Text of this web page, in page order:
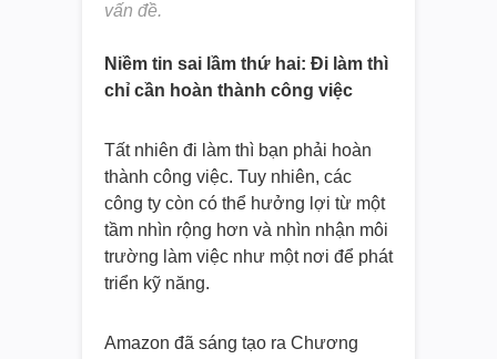
vấn đề.
Niềm tin sai lầm thứ hai: Đi làm thì
chỉ cần hoàn thành công việc
Tất nhiên đi làm thì bạn phải hoàn
thành công việc. Tuy nhiên, các
công ty còn có thể hưởng lợi từ một
tầm nhìn rộng hơn và nhìn nhận môi
trường làm việc như một nơi để phát
triển kỹ năng.
Amazon đã sáng tạo ra Chương